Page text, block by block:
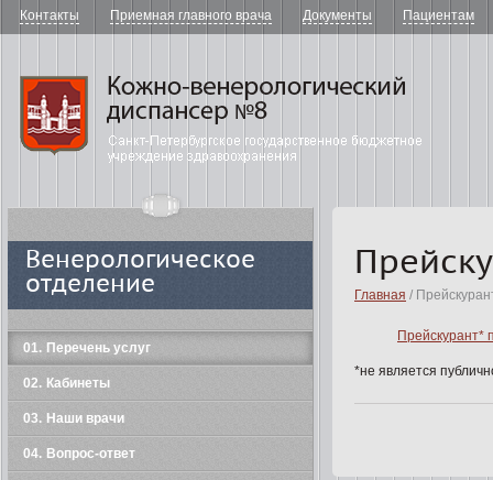
Главная /
Прейскурант*
*не является
Венерологическое
отделение
01 Перечень услуг
02 Кабинеты
03 Наши врачи
04 Вопрос-ответ
Контакты Приемная главного врача Документы Пациентам